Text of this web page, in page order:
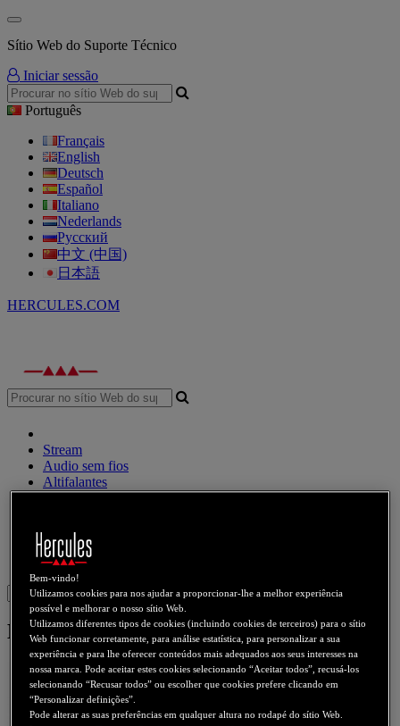
Sítio Web do Suporte Técnico
Iniciar sessão
Português
Français
English
Deutsch
Español
Italiano
Nederlands
Русский
中文 (中国)
日本語
HERCULES.COM
Stream
Audio sem fios
Altifalantes
Controlador DJ
Altifalantes DJ
Legado
Webcams
Sign in
Hercules 2.1 Gloss Bluetooth®
Bem-vindo!
Utilizamos cookies para nos ajudar a proporcionar-lhe a melhor experiência
possível e melhorar o nosso sítio Web.
Utilizamos diferentes tipos de cookies (incluindo cookies de terceiros) para o sítio
Web funcionar corretamente, para análise estatística, para personalizar a sua
experiência e para lhe oferecer conteúdos mais adequados aos seus interesses na
nossa marca. Pode aceitar estes cookies selecionando “Aceitar todos”, recusá-los
selecionando “Recusar todos” ou escolher que cookies prefere clicando em
“Personalizar definições”.
Pode alterar as suas preferências em qualquer altura no rodapé do sítio Web.